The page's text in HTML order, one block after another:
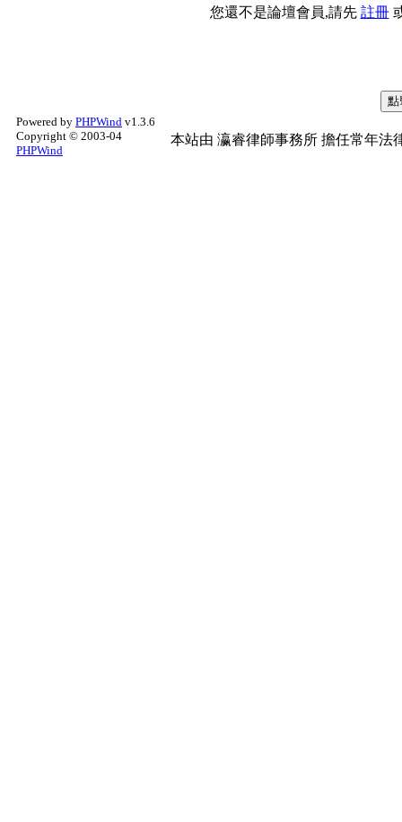
您還不是論壇會員,請先 註冊
Powered by PHPWind v1.3.6
Copyright © 2003-04
PHPWind
本站由 瀛睿律師事務所 擔任常年法